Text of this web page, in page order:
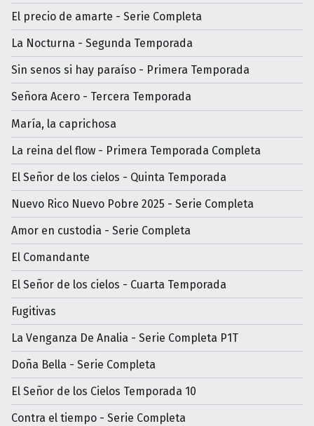
El precio de amarte - Serie Completa
La Nocturna - Segunda Temporada
Sin senos si hay paraíso - Primera Temporada
Señora Acero - Tercera Temporada
María, la caprichosa
La reina del flow - Primera Temporada Completa
El Señor de los cielos - Quinta Temporada
Nuevo Rico Nuevo Pobre 2025 - Serie Completa
Amor en custodia - Serie Completa
El Comandante
El Señor de los cielos - Cuarta Temporada
Fugitivas
La Venganza De Analia - Serie Completa P1T
Doña Bella - Serie Completa
El Señor de los Cielos Temporada 10
Contra el tiempo - Serie Completa